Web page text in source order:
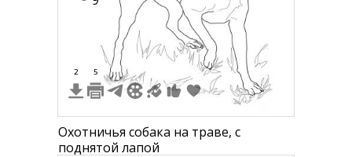
2 5
Охотничья собака на траве, с
поднятой лапой